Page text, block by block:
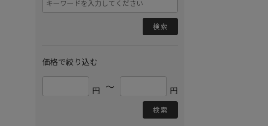
検索
価格で絞り込む
円 ～ 円
検索